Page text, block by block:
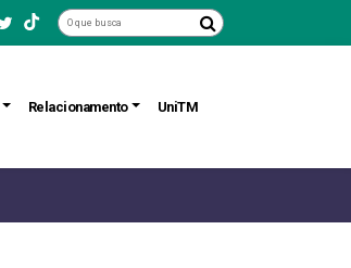
Relacionamento UniTM